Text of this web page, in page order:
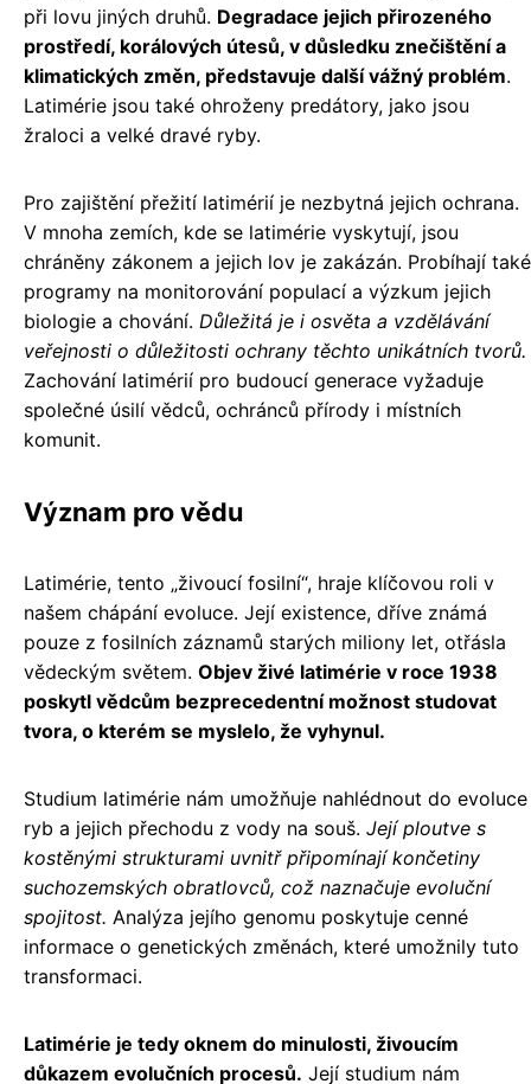
při lovu jiných druhů. Degradace jejich přirozeného
prostředí, korálových útesů, v důsledku znečištění a
klimatických změn, představuje další vážný problém.
Latimérie jsou také ohroženy predátory, jako jsou
žraloci a velké dravé ryby.
Pro zajištění přežití latimérií je nezbytná jejich ochrana.
V mnoha zemích, kde se latimérie vyskytují, jsou
chráněny zákonem a jejich lov je zakázán. Probíhají také
programy na monitorování populací a výzkum jejich
biologie a chování. Důležitá je i osvěta a vzdělávání
veřejnosti o důležitosti ochrany těchto unikátních tvorů.
Zachování latimérií pro budoucí generace vyžaduje
společné úsilí vědců, ochránců přírody i místních
komunit.
Význam pro vědu
Latimérie, tento „živoucí fosilní“, hraje klíčovou roli v
našem chápání evoluce. Její existence, dříve známá
pouze z fosilních záznamů starých miliony let, otřásla
vědeckým světem. Objev živé latimérie v roce 1938
poskytl vědcům bezprecedentní možnost studovat
tvora, o kterém se myslelo, že vyhynul.
Studium latimérie nám umožňuje nahlédnout do evoluce
ryb a jejich přechodu z vody na souš. Její ploutve s
kostěnými strukturami uvnitř připomínají končetiny
suchozemských obratlovců, což naznačuje evoluční
spojitost. Analýza jejího genomu poskytuje cenné
informace o genetických změnách, které umožnily tuto
transformaci.
Latimérie je tedy oknem do minulosti, živoucím
důkazem evolučních procesů. Její studium nám